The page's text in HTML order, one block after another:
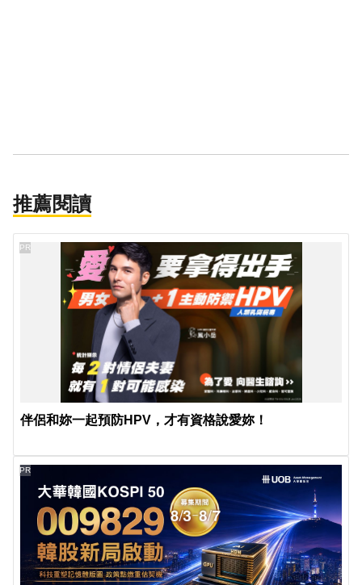
推薦閱讀
伴侶和妳一起預防HPV，才有資格說愛妳！
PR
PR